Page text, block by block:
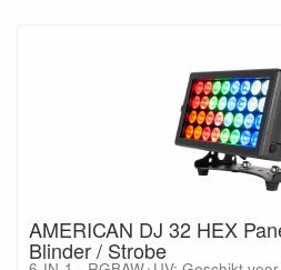
AMERICAN DJ 32 HEX
Blinder / Strobe